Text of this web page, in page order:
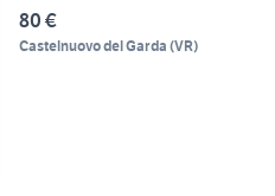
80 €
Castelnuovo del Garda (VR)